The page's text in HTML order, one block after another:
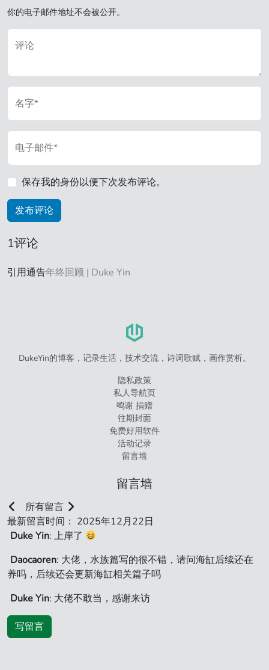
你的电子邮件地址不会被公开。
评论
名字*
电子邮件*
保存我的身份以便下次发布评论。
1评论
引用通告年终回顾 | Duke Yin
DukeYin的博客，记录生活，技术交流，诗词歌赋，画作赏析。
隐私政策
私人导航页
鸣谢 捐赠
往期封面
免费好用软件
活动记录
留言墙
留言墙
所有留言
最新留言时间： 2025年12月22日
Duke Yin: 上岸了
Daocaoren: 大佬，水族篇写的很不错，请问海缸后续还在
养吗，后续还会更新海缸相关篇子吗
Duke Yin: 大佬不敢当，感谢来访
写留言